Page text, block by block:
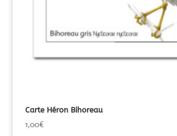
Carte Héron Bihoreau
1,00€